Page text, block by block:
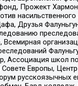
Прожект
насильственного
Друзья
Всемирная
Ассоциация школ
Европы,
русскоязычных